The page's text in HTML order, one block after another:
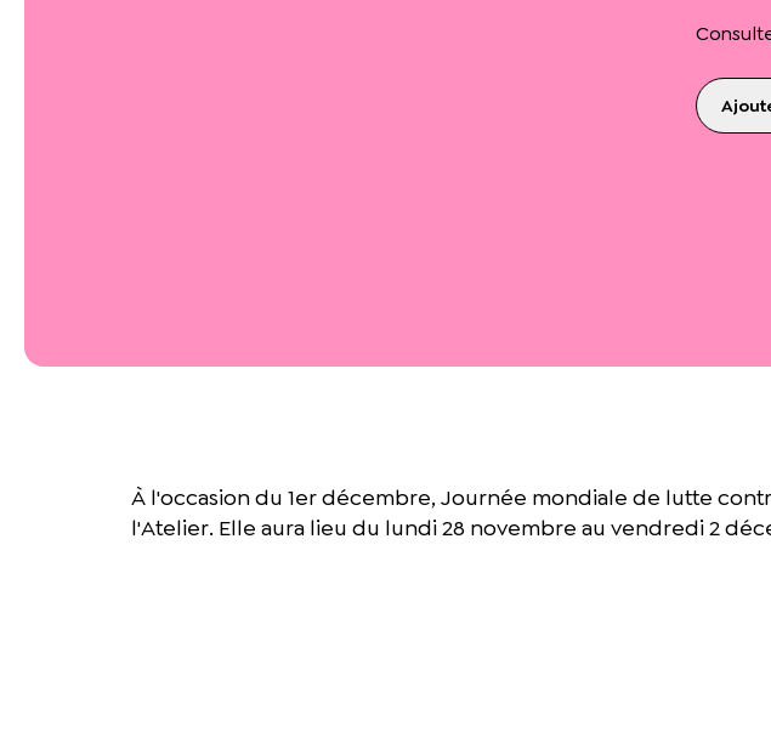
À l'occasion du 1er décembre, Journée mondiale de lutte
l'Atelier. Elle aura lieu du lundi 28 novembre au vendredi 2